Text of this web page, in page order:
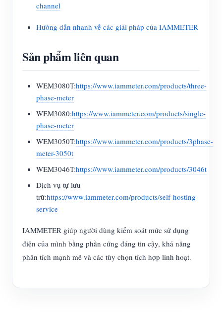
channel
Hướng dẫn nhanh về các giải pháp của IAMMETER
Sản phẩm liên quan
WEM3080T:https://www.iammeter.com/products/three-
phase-meter
WEM3080:https://www.iammeter.com/products/single-
phase-meter
WEM3050T:https://www.iammeter.com/products/3phase-
meter-3050t
WEM3046T:https://www.iammeter.com/products/3046t
Dịch vụ tự lưu
trữ:https://www.iammeter.com/products/self-hosting-
service
IAMMETER giúp người dùng kiểm soát mức sử dụng
điện của mình bằng phần cứng đáng tin cậy, khả năng
phân tích mạnh mẽ và các tùy chọn tích hợp linh hoạt.